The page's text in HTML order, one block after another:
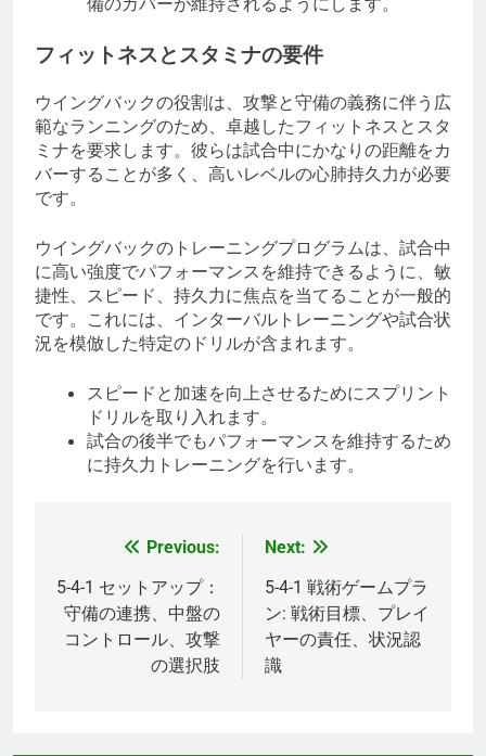
フィットネスとスタミナの要件
ウイングバックの役割は、攻撃と守備の義務に伴う広
範なランニングのため、卓越したフィットネスとスタ
ミナを要求します。彼らは試合中にかなりの距離をカ
バーすることが多く、高いレベルの心肺持久力が必要
です。
ウイングバックのトレーニングプログラムは、試合中
に高い強度でパフォーマンスを維持できるように、敏
捷性、スピード、持久力に焦点を当てることが一般的
です。これには、インターバルトレーニングや試合状
況を模倣した特定のドリルが含まれます。
スピードと加速を向上させるためにスプリント
ドリルを取り入れます。
試合の後半でもパフォーマンスを維持するため
に持久力トレーニングを行います。
navigation
Previous:
5-4-1 セットアップ：
守備の連携、中盤の
コントロール、攻撃
の選択肢
Next:
5-4-1 戦術ゲームプラ
ン: 戦術目標、プレイ
ヤーの責任、状況認
識